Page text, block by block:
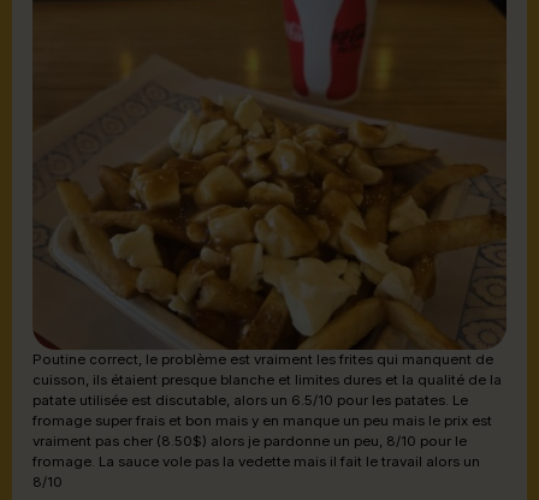
Poutine correct, le problème est vraiment les frites qui manquent de
cuisson, ils étaient presque blanche et limites dures et la qualité de la
patate utilisée est discutable, alors un 6.5/10 pour les patates. Le
fromage super frais et bon mais y en manque un peu mais le prix est
vraiment pas cher (8.50$) alors je pardonne un peu, 8/10 pour le
fromage. La sauce vole pas la vedette mais il fait le travail alors un
8/10